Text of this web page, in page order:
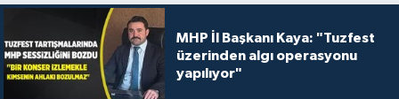
MHP İl Başkanı Kaya: "Tuzfest
üzerinden algı operasyonu
yapılıyor"